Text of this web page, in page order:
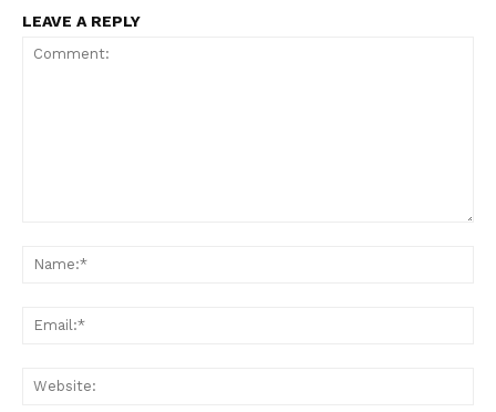
My account
LEAVE A REPLY